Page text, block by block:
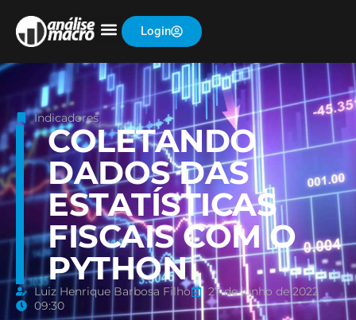
Login
Indicadores
COLETANDO
DADOS DAS
ESTATÍSTICAS
FISCAIS COM O
PYTHON
Luiz Henrique Barbosa Filho
27 de junho de 2022
09:30